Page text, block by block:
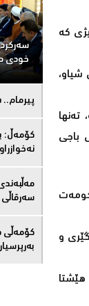
کە
شیاو،
باجی
و
هێشتا
خودی
كۆمەڵ:
کۆمەڵى